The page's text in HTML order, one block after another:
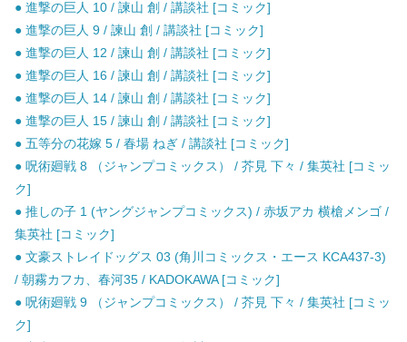
● 進撃の巨人 10 / 諫山 創 / 講談社 [コミック]
● 進撃の巨人 9 / 諫山 創 / 講談社 [コミック]
● 進撃の巨人 12 / 諫山 創 / 講談社 [コミック]
● 進撃の巨人 16 / 諫山 創 / 講談社 [コミック]
● 進撃の巨人 14 / 諫山 創 / 講談社 [コミック]
● 進撃の巨人 15 / 諫山 創 / 講談社 [コミック]
● 五等分の花嫁 5 / 春場 ねぎ / 講談社 [コミック]
● 呪術廻戦 8 （ジャンプコミックス） / 芥見 下々 / 集英社 [コミッ
ク]
● 推しの子 1 (ヤングジャンプコミックス) / 赤坂アカ 横槍メンゴ /
集英社 [コミック]
● 文豪ストレイドッグス 03 (角川コミックス・エース KCA437-3)
/ 朝霧カフカ、春河35 / KADOKAWA [コミック]
● 呪術廻戦 9 （ジャンプコミックス） / 芥見 下々 / 集英社 [コミッ
ク]